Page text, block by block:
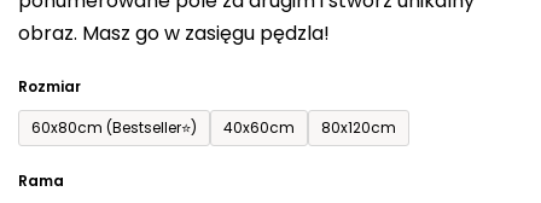
obraz. Masz go w zasięgu pędzla!
Rozmiar
60x80cm (Bestseller⭐)
40x60cm 80x120cm
Rama
5
gwiazdek.